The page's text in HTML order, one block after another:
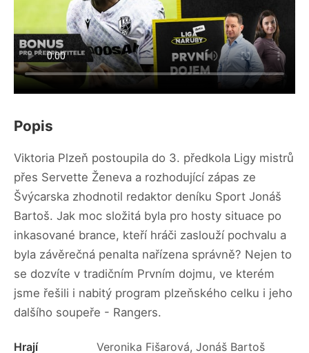
Popis
Viktoria Plzeň postoupila do 3. předkola Ligy mistrů
přes Servette Ženeva a rozhodující zápas ze
Švýcarska zhodnotil redaktor deníku Sport Jonáš
Bartoš. Jak moc složitá byla pro hosty situace po
inkasované brance, kteří hráči zaslouží pochvalu a
byla závěrečná penalta nařízena správně? Nejen to
se dozvíte v tradičním Prvním dojmu, ve kterém
jsme řešili i nabitý program plzeňského celku i jeho
dalšího soupeře - Rangers.
Hrají Veronika Fišarová, Jonáš Bartoš